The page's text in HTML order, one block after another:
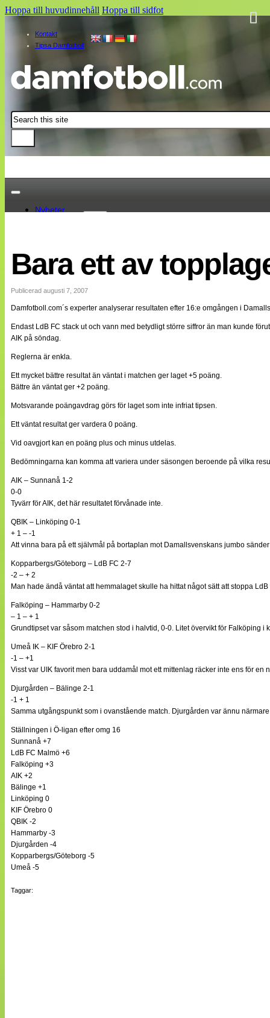
Hoppa till huvudinnehåll Hoppa till sidfot
Kontakt
Tipsa Damfotboll
Sök
Nyheter
EM 2013
Internationellt
Bildreportage
Bloggar
Lagen
Webb-TV
Cuper
Medlemsbilder
NÄTverket
Split vision
Annonsera
Tipsa Damfotboll
Bara ett av
Publicerad augusti 7, 2007
Damfotboll.com´s experter analyserar resultaten efter 16:e omgången i
Endast LdB FC stack ut och vann med betydligt större siffror än man kunde
AIK på söndag.
Reglerna är enkla.
Ett mycket bättre resultat än väntat i matchen ger laget +5 poäng.
Bättre än väntat ger +2 poäng.
Motsvarande poängavdrag görs för laget som inte infriat tipsen.
Ett väntat resultat ger vardera 0 poäng.
Vid oavgjort kan en poäng plus och minus utdelas.
Bedömningarna kan komma att variera under säsongen beroende på vilka
AIK – Sunnanå 1-2
0-0
Tyvärr för AIK, det här resultatet förvånade inte.
QBIK – Linköping 0-1
+ 1 – -1
Att vinna bara på ett självmål på bortaplan mot Damallsvenskans jumbo
Kopparbergs/Göteborg – LdB FC 2-7
-2 – + 2
Man hade ändå väntat att hemmalaget skulle ha hittat något sätt att stoppa
Falköping – Hammarby 0-2
– 1 – + 1
Grundtipset var såsom matchen stod i halvtid, 0-0. Litet övervikt för Falköping
Umeå IK – KIF Örebro 2-1
-1 – +1
Visst var UIK favorit men bara uddamål mot ett mittenlag räcker inte ens för en
Djurgården – Bälinge 2-1
-1 + 1
Samma utgångspunkt som i ovanstående match. Djurgården var ännu
Ställningen i Ö-ligan efter omg 16
Sunnanå +7
LdB FC Malmö +6
Falköping +3
AIK +2
Bälinge +1
Linköping 0
KIF Örebro 0
QBIK -2
Hammarby -3
Djurgården -4
Kopparbergs/Göteborg -5
Umeå -5
Taggar: